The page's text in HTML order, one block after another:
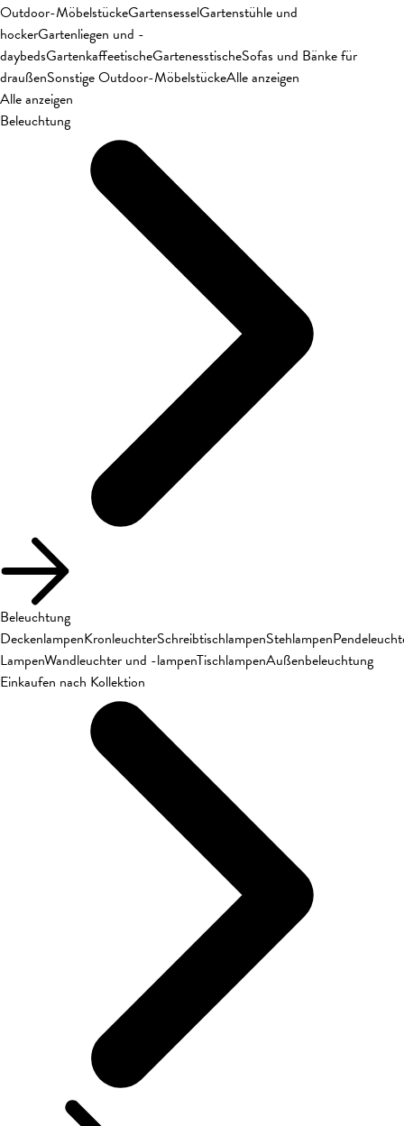
Outdoor-MöbelstückeGartensesselGartenstühle und
hockerGartenliegen und -
daybedsGartenkaffeetischeGartenesstischeSofas und Bänke für
draußenSonstige Outdoor-MöbelstückeAlle anzeigen
Alle anzeigen
Beleuchtung
Beleuchtung
DeckenlampenKronleuchterSchreibtischlampenStehlampen
LampenWandleuchter und -lampenTischlampenAußenbeleuchtung
Einkaufen nach Kollektion